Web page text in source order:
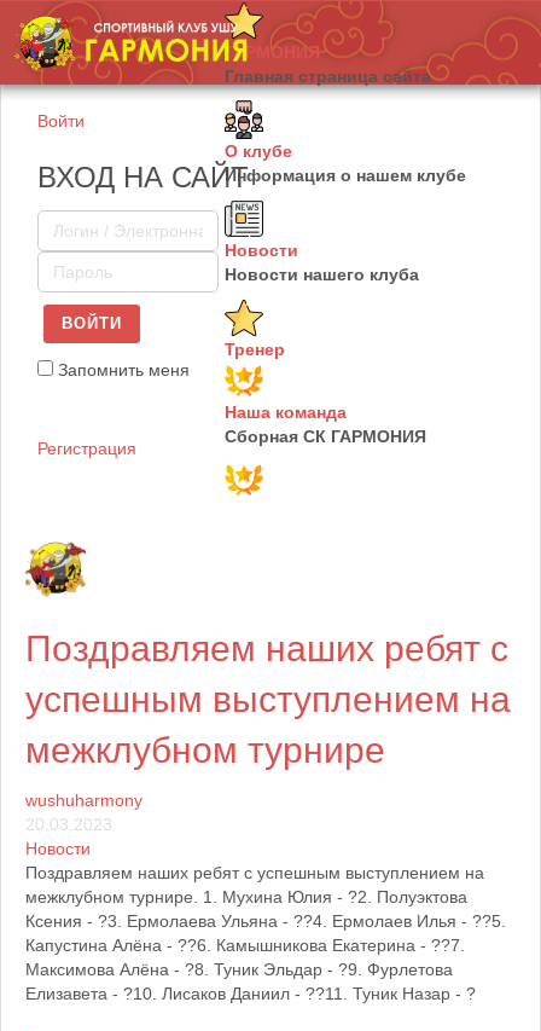
ГАРМОНИЯ
Главная страница сайта
О клубе
Информация о нашем клубе
Новости
Новости нашего клуба
Тренер
Наша команда
Сборная СК ГАРМОНИЯ
Расписание тренировок
Контакты
-----------------------------------------------
Фото
Фотографии наших пользователей
Войти
ВХОД НА САЙТ
ВОЙТИ
Запомнить меня
Регистрация
Поздравляем наших ребят с
успешным выступлением на
межклубном турнире
wushuharmony
20.03.2023
Новости
Поздравляем наших ребят с успешным выступлением на
межклубном турнире. 1. Мухина Юлия - ?2. Полуэктова
Ксения - ?3. Ермолаева Ульяна - ??4. Ермолаев Илья - ??5.
Капустина Алёна - ??6. Камышникова Екатерина - ??7.
Максимова Алёна - ?8. Туник Эльдар - ?9. Фурлетова
Елизавета - ?10. Лисаков Даниил - ??11. Туник Назар - ?